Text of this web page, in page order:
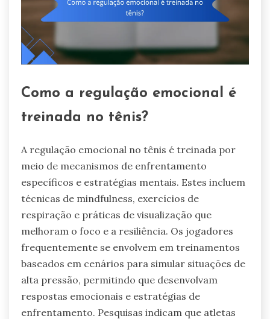
Como a regulação emocional é
treinada no tênis?
A regulação emocional no tênis é treinada por
meio de mecanismos de enfrentamento
específicos e estratégias mentais. Estes incluem
técnicas de mindfulness, exercícios de
respiração e práticas de visualização que
melhoram o foco e a resiliência. Os jogadores
frequentemente se envolvem em treinamentos
baseados em cenários para simular situações de
alta pressão, permitindo que desenvolvam
respostas emocionais e estratégias de
enfrentamento. Pesquisas indicam que atletas